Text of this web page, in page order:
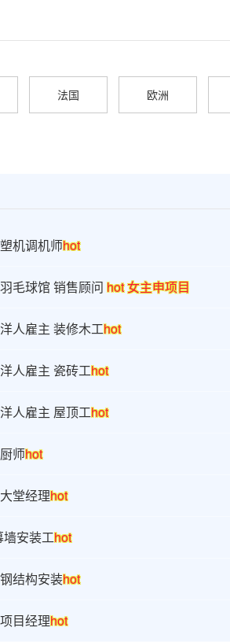
法国 欧洲
机调机师hot
毛球馆 销售顾问 hot 女主申项目
人雇主 装修木工hot
人雇主 瓷砖工hot
人雇主 屋顶工hot
师hot
堂经理hot
安装工hot
结构安装hot
目经理hot